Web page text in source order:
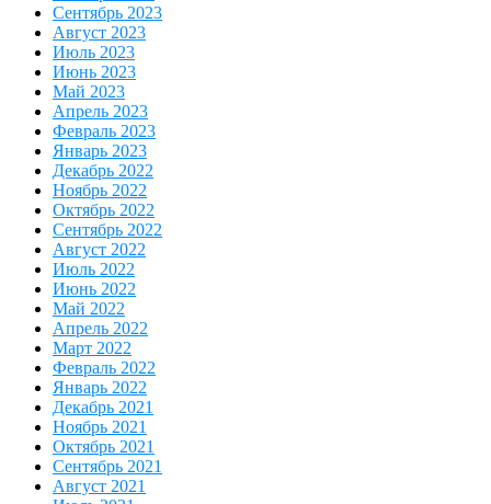
Сентябрь 2023
Август 2023
Июль 2023
Июнь 2023
Май 2023
Апрель 2023
Февраль 2023
Январь 2023
Декабрь 2022
Ноябрь 2022
Октябрь 2022
Сентябрь 2022
Август 2022
Июль 2022
Июнь 2022
Май 2022
Апрель 2022
Март 2022
Февраль 2022
Январь 2022
Декабрь 2021
Ноябрь 2021
Октябрь 2021
Сентябрь 2021
Август 2021